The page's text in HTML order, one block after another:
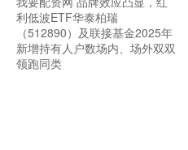
利低波ETF华泰柏瑞
（512890）及联接基金2025年
新增持有人户数场内、场外双双
领跑同类